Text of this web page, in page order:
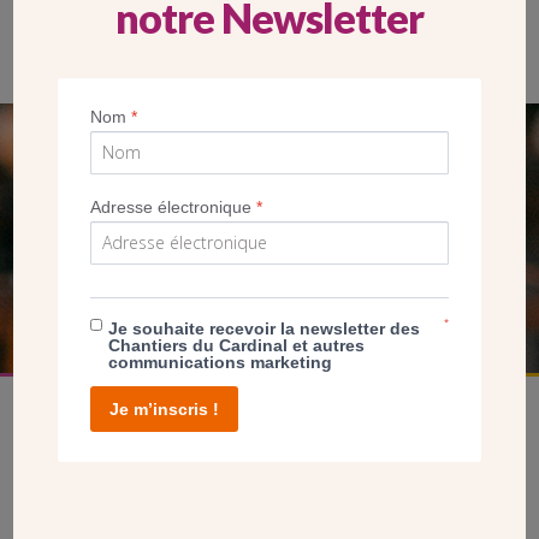
SEUL VOTRE DON
NOUS PERMET D’AGIR
FAIRE UN DON
notre Newsletter
Nom*
Adresse électronique*
Je souhaite recevoir la newsletter des
Chantiers du Cardinal et autres
communications marketing
*
Je m’inscris !